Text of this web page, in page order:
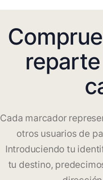
Cada marcador
otros usuarios de
Introduciendo tu
tu destino,